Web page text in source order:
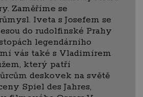
Zaměříme se
Iveta s Josefem se
do rudolfinské Prahy
legendárního
vás také s Vladimírem
který patří
deskovek na světě
Spiel des Jahres,